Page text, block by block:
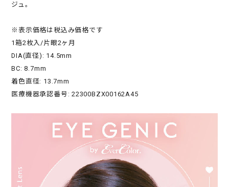
ジュ。
※表示価格は税込み価格です
1箱2枚入/片眼2ヶ月
DIA(直径): 14.5mm
BC: 8.7mm
着色直径: 13.7mm
医療機器承認番号: 22300BZX00162A45